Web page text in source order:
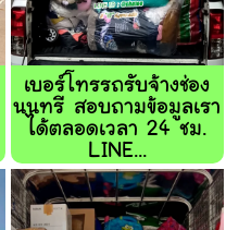
เบอร์โทรรถรับจ้างช่อง
นนทรี สอบถามข้อมูลเรา
ได้ตลอดเวลา 24 ชม.
LINE...